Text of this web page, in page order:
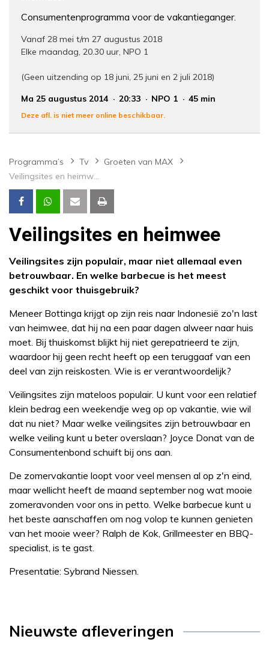
Consumentenprogramma voor de vakantieganger.
Vanaf 28 mei t/m 27 augustus 2018
Elke maandag, 20.30 uur, NPO 1
(Geen uitzending op 18 juni, 25 juni en 2 juli 2018)
Ma 25 augustus 2014
20:33 NPO 1 45 min
Deze afl. is niet meer online beschikbaar.
Programma’s Tv
Groeten van MAX
Veilingsites en heimwee
Veilingsites en heimwee
Veilingsites zijn populair, maar niet allemaal even
betrouwbaar. En welke barbecue is het meest
geschikt voor thuisgebruik?
Meneer Bottinga krijgt op zijn reis naar Indonesië zo'n last
van heimwee, dat hij na een paar dagen alweer naar huis
moet. Bij thuiskomst blijkt hij niet gerepatrieerd te zijn,
waardoor hij geen recht heeft op een teruggaaf van een
deel van zijn reiskosten. Wie is er verantwoordelijk?
Veilingsites zijn mateloos populair. U kunt voor een relatief
klein bedrag een weekendje weg op op vakantie, wie wil
dat nu niet? Maar welke veilingsites zijn betrouwbaar en
welke veiling kunt u beter overslaan? Joyce Donat van de
Consumentenbond schuift bij ons aan.
De zomervakantie loopt voor veel mensen al op z'n eind,
maar wellicht heeft de maand september nog wat mooie
zomeravonden voor ons in petto. Welke barbecue kunt u
het beste aanschaffen om nog volop te kunnen genieten
van het mooie weer? Ralph de Kok, Grillmeester en BBQ-
specialist, is te gast.
Presentatie: Sybrand Niessen.
Nieuwste afleveringen